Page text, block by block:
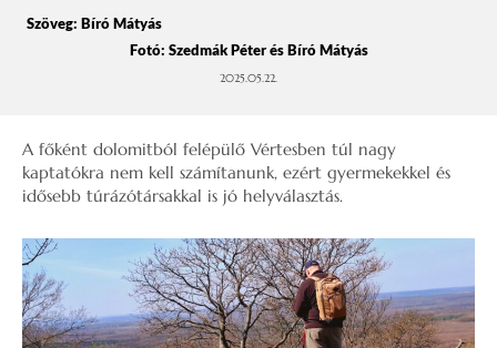
Szöveg: Bíró Mátyás
Fotó: Szedmák Péter és Bíró Mátyás
2025.05.22.
A főként dolomitból felépülő Vértesben túl nagy
kaptatókra nem kell számítanunk, ezért gyermekekkel és
idősebb túrázótársakkal is jó helyválasztás.